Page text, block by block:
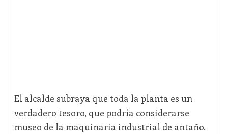
El alcalde subraya que toda la planta es un
verdadero tesoro, que podría considerarse
museo de la maquinaria industrial de antaño,